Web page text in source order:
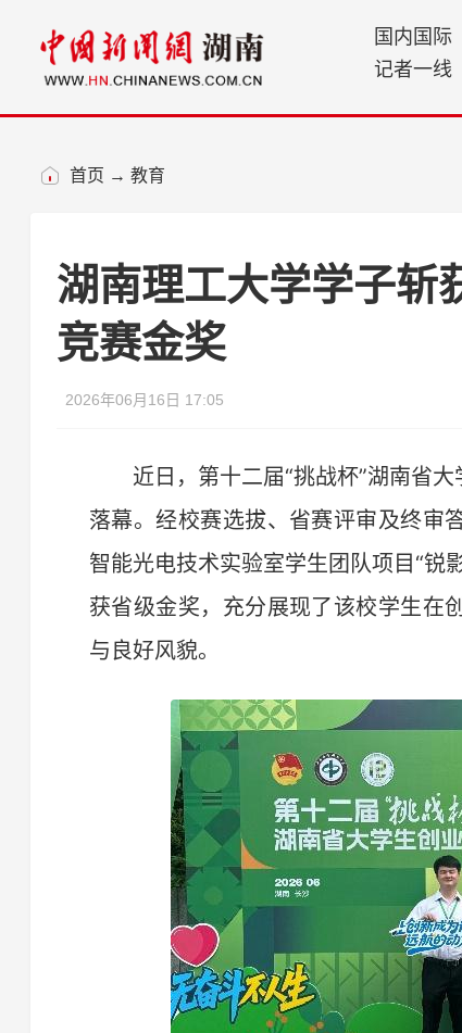
国内国际
记者一线
首页 → 教育
湖南理工大学学子斩
竞赛金奖
2026年06月16日 17:05
近日，第十二届“挑战杯”湖南省大
落幕。经校赛选拔、省赛评审及终审
智能光电技术实验室学生团队项目“
获省级金奖，充分展现了该校学生在
与良好风貌。